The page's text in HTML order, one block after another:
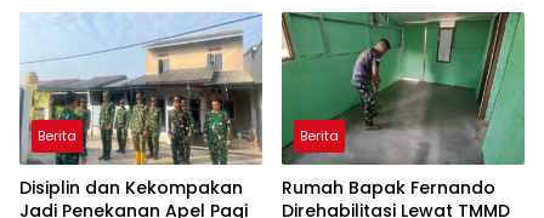
Berita
Disiplin dan Kekompakan
Jadi Penekanan Apel Pagi
Berita
Rumah Bapak Fernando
Direhabilitasi Lewat TMMD